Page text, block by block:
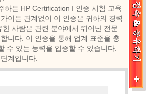
하든 HP Certification I 인증 시험 교육
이든 관계없이 이 인증은 귀하의 경력
사람은 관련 분야에서 뛰어난 전문
니다. 이 인증을 통해 업계 표준을 충
수 있는 능력을 입증할 수 있습니다.
계입니다.